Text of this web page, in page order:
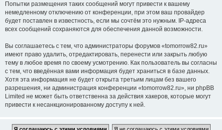
Попытки размещения таких сообщений могут привести к вашему
немедленному отключению от конференции, при этом ваш провайдер
будет поставлен в известность, если мы сочтём это нужным. IP-адреса
всех сообщений сохраняются для обеспечения данной возможности.
Вы соглашаетесь с тем, что администраторы форумов «tomorrow82.ru»
имеют право удалить, отредактировать, перенести или закрыть любую
тему в любое время по своему усмотрению. Как пользователь вы согласны
с тем, что введённая вами информация будет храниться в базе данных.
Хотя эта информация не будет открыта третьим лицам без вашего
разрешения, ни администрация конференции «tomorrow82.ru», ни phpBB
Limited не может быть ответственна за действия хакеров, которые могут
привести к несанкционированному доступу к ней.